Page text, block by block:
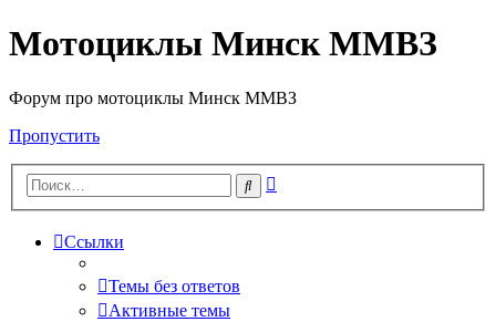
Мотоциклы Минск ММВЗ
Форум про мотоциклы Минск ММВЗ
Пропустить
Поиск
Ссылки
Темы без ответов
Активные темы